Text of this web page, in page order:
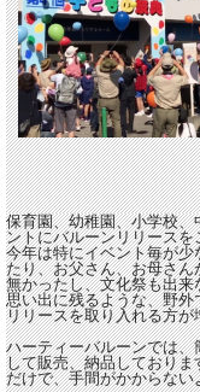
保育園、幼稚園、小学校
ントにバルーンリリース
今年は特にイベント毎が
たり、お父さん、お母さ
無かったし、文化祭も出
思い出に残るような、野
リリースを取り入れる方が
ハーティーバルーンでは
して販売、納品しており
だけで、手間がかからな